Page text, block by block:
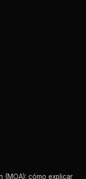
(MOA): cómo explicar